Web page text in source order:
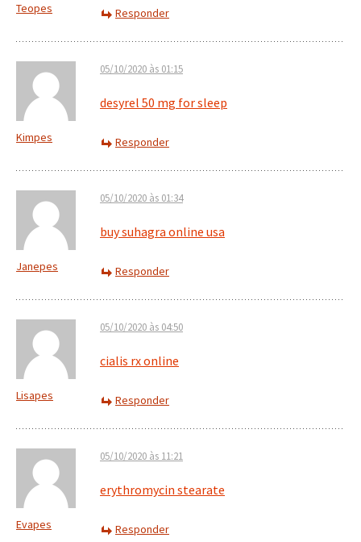
Teopes Responder
Kimpes
05/10/2020 às 01:15
desyrel 50 mg for sleep
Responder
Janepes
05/10/2020 às 01:34
buy suhagra online usa
Responder
Lisapes
05/10/2020 às 04:50
cialis rx online
Responder
Evapes
05/10/2020 às 11:21
erythromycin stearate
Responder